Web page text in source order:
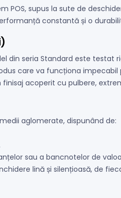
supus la sute de
constantă și o
din seria Standard este testat
care va funcționa impecabil
finisaj acoperit cu pulbere,
aglomerate, dispunând de:
sau a bancnotelor de
lină și silențioasă, de